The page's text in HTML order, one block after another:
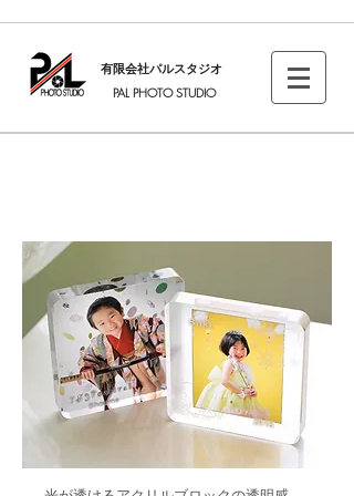
有限会社パルスタジオ
PAL PHOTO STUDIO